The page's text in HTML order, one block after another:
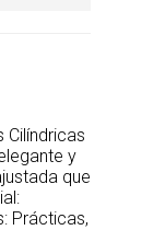
Cilíndricas
y
que
Prácticas,